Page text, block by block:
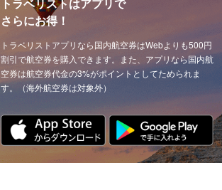
さらにお得！
トラベリストアプリなら国内航空券はWebよりも500円
割引で航空券を購入できます。また、アプリなら国内航
空券は航空券代金の3%がポイントとしてためられま
す。（海外航空券は対象外）